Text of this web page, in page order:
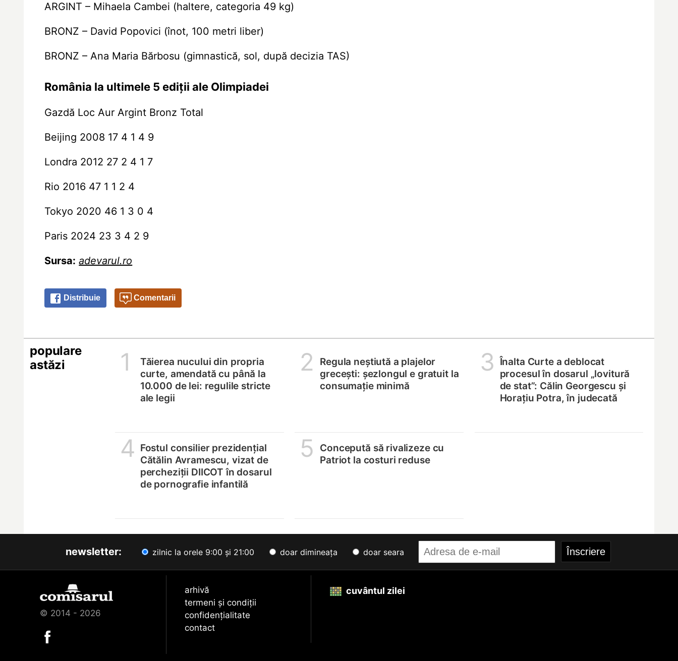
ARGINT – Mihaela Cambei (haltere, categoria 49 kg)
BRONZ – David Popovici (înot, 100 metri liber)
BRONZ – Ana Maria Bărbosu (gimnastică, sol, după decizia TAS)
România la ultimele 5 ediții ale Olimpiadei
Gazdă Loc Aur Argint Bronz Total
Beijing 2008 17 4 1 4 9
Londra 2012 27 2 4 1 7
Rio 2016 47 1 1 2 4
Tokyo 2020 46 1 3 0 4
Paris 2024 23 3 4 2 9
Sursa: adevarul.ro
Distribuie Comentarii
populare
astăzi
1
Tăierea nucului din propria
curte, amendată cu până la
10.000 de lei: regulile stricte
ale legii
2
Regula neștiută a plajelor
grecești: șezlongul e gratuit la
consumație minimă
3
Înalta Curte a deblocat
procesul în dosarul „lovitură
de stat”: Călin Georgescu și
Horațiu Potra, în judecată
4 Fostul consilier prezidențial
Cătălin Avramescu, vizat de
percheziții DIICOT în dosarul
de pornografie infantilă
5
Concepută să rivalizeze cu
Patriot la costuri reduse
newsletter: zilnic la orele 9:00 și 21:00 doar dimineața doar seara
© 2014 - 2026
arhivă
termeni și condiții
confidențialitate
contact
cuvântul zilei